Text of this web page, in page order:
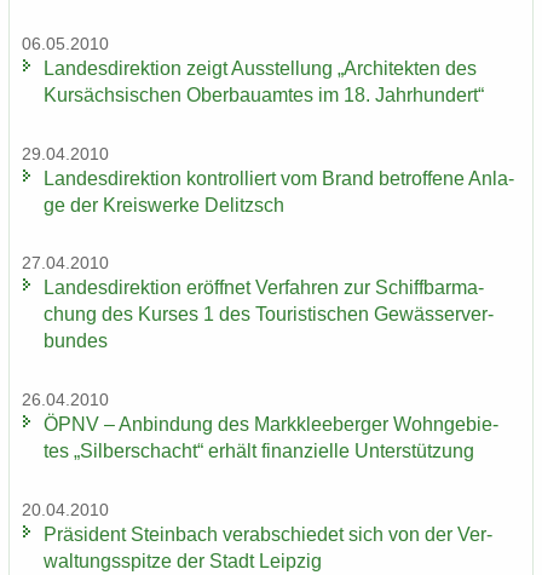
06.05.2010
Lan­des­di­rek­ti­on zeigt Aus­stel­lung „Ar­chi­tek­ten des
Kur­säch­si­schen Ober­bau­am­tes im 18. Jahr­hun­dert“
29.04.2010
Lan­des­di­rek­ti­on kon­trol­liert vom Brand be­trof­fe­ne An­la­
ge der Kreis­wer­ke De­litzsch
27.04.2010
Lan­des­di­rek­ti­on er­öff­net Ver­fah­ren zur Schiff­bar­ma­
chung des Kur­ses 1 des Tou­ris­ti­schen Ge­wäs­ser­ver­
bun­des
26.04.2010
ÖPNV – An­bin­dung des Mark­klee­ber­ger Wohn­ge­bie­
tes „Sil­ber­schacht“ er­hält fi­nan­zi­el­le Un­ter­stüt­zung
20.04.2010
Prä­si­dent Stein­bach ver­ab­schie­det sich von der Ver­
wal­tungs­spit­ze der Stadt Leip­zig